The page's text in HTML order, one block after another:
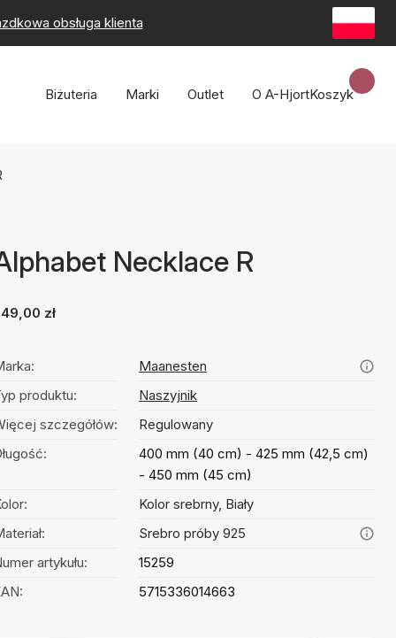
obsługa klienta
Biżuteria Marki Outlet O A-HjortKoszyk
Necklace R
zł
Maanesten
produktu:
Naszyjnik
szczegółów:
Regulowany
400 mm (40 cm) - 425 mm (42,5 cm)
- 450 mm (45 cm)
Kolor srebrny, Biały
Srebro próby 925
artykułu:
15259
5715336014663